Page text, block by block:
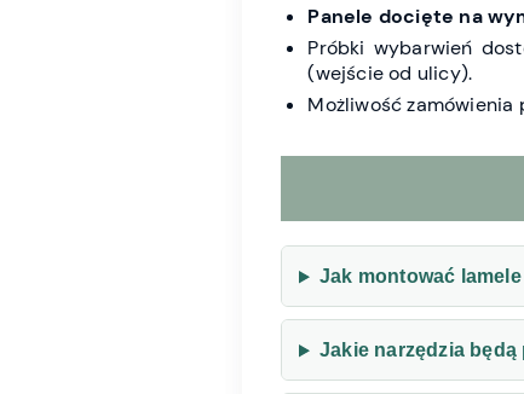
Panele docięte na
Próbki wybarwień
(wejście od ulicy).
Możliwość zamówienia
Jak montować lamele
Jakie narzędzia